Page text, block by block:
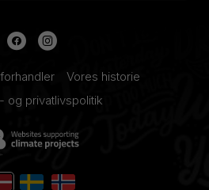
Vores historie
og privatlivspolitik